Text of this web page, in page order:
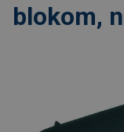
blokom,